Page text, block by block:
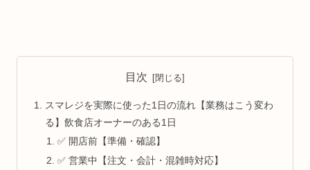
目次
スマレジを実際に使った1日の流れ【業務はこう変わ
る】飲食店オーナーのある1日
✅ 開店前【準備・確認】
✅ 営業中【注文・会計・混雑時対応】